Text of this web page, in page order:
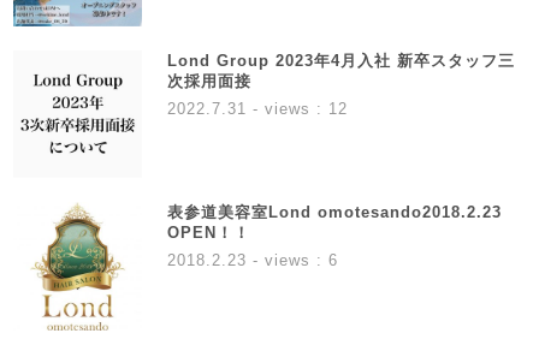
Lond Group 2023年4月入社 新卒スタッフ三
次採用面接
2022.7.31
- views : 12
表参道美容室Lond omotesando2018.2.23
OPEN！！
2018.2.23 - views : 6